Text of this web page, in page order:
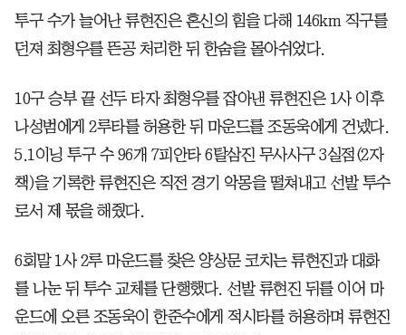
투구 수가 늘어난 류현진은 혼신의 힘을 다해 146km 직구를
던져 최형우를 뜬공 처리한 뒤 한숨을 몰아쉬었다.
10구 승부 끝 선두 타자 최형우를 잡아낸 류현진은 1사 이후
나성범에게 2루타를 허용한 뒤 마운드를 조동욱에게 건넸다.
5.1이닝 투구 수 96개 7피안타 6탈삼진 무사사구 3실점(2자
책)을 기록한 류현진은 직전 경기 악몽을 떨쳐내고 선발 투수
로서 제 몫을 해줬다.
6회말 1사 2루 마운드를 찾은 양상문 코치는 류현진과 대화
를 나눈 뒤 투수 교체를 단행했다. 선발 류현진 뒤를 이어 마
운드에 오른 조동욱이 한준수에게 적시타를 허용하며 류현진